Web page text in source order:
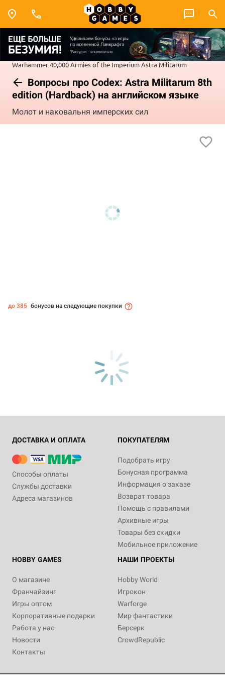
Warhammer 40,000Armies of the ImperiumAstra Militarum
Вопросы про Codex: Astra Militarum 8th
edition (Hardback) на английском языке
Молот и наковальня имперских сил
до 385 бонусов на следующие покупки
ДОСТАВКА И ОПЛАТА
Способы оплаты
Службы доставки
Адреса магазинов
ПОКУПАТЕЛЯМ
Подобрать игру
Бонусная программа
Информация о заказе
Возврат товара
Помощь с правилами
Архивные игры
Товары без скидки
Мобильное приложение
HOBBY GAMES
О магазине
Франчайзинг
Игры оптом
Корпоративные подарки
Работа у нас
Новости
Контакты
НАШИ ПРОЕКТЫ
Hobby World
Игрокон
Warforge
Мир фантастики
Берсерк
CrowdRepublic